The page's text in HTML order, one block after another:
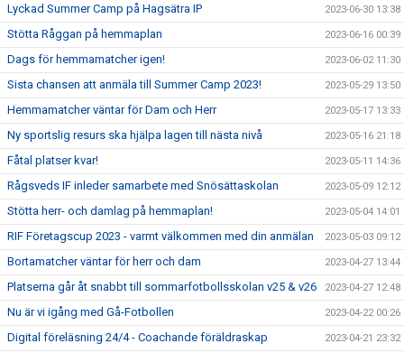
Lyckad Summer Camp på Hagsätra IP 2023-06-30 13:38
Stötta Råggan på hemmaplan 2023-06-16 00:39
Dags för hemmamatcher igen! 2023-06-02 11:30
Sista chansen att anmäla till Summer Camp 2023! 2023-05-29 13:50
Hemmamatcher väntar för Dam och Herr 2023-05-17 13:33
Ny sportslig resurs ska hjälpa lagen till nästa nivå 2023-05-16 21:18
Fåtal platser kvar! 2023-05-11 14:36
Rågsveds IF inleder samarbete med Snösättaskolan 2023-05-09 12:12
Stötta herr- och damlag på hemmaplan! 2023-05-04 14:01
RIF Företagscup 2023 - varmt välkommen med din anmälan 2023-05-03 09:12
Bortamatcher väntar för herr och dam 2023-04-27 13:44
Platserna går åt snabbt till sommarfotbollsskolan v25 & v26 2023-04-27 12:48
Nu är vi igång med Gå-Fotbollen 2023-04-22 00:26
Digital föreläsning 24/4 - Coachande föräldraskap 2023-04-21 23:32